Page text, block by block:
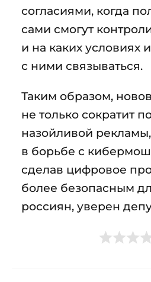
согласиями, когда
сами смогут
и на каких условиях
с ними связываться.
Таким образом,
не только сократит
назойливой
в борьбе с
сделав цифровое
более безопасным
россиян, уверен